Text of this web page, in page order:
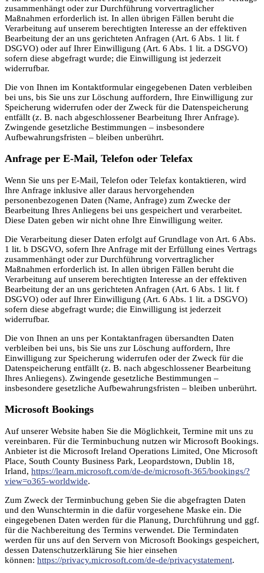
zusammenhängt oder zur Durchführung vorvertraglicher
Maßnahmen erforderlich ist. In allen übrigen Fällen beruht die
Verarbeitung auf unserem berechtigten Interesse an der effektiven
Bearbeitung der an uns gerichteten Anfragen (Art. 6 Abs. 1 lit. f
DSGVO) oder auf Ihrer Einwilligung (Art. 6 Abs. 1 lit. a DSGVO)
sofern diese abgefragt wurde; die Einwilligung ist jederzeit
widerrufbar.
Die von Ihnen im Kontaktformular eingegebenen Daten verbleiben
bei uns, bis Sie uns zur Löschung auffordern, Ihre Einwilligung zur
Speicherung widerrufen oder der Zweck für die Datenspeicherung
entfällt (z. B. nach abgeschlossener Bearbeitung Ihrer Anfrage).
Zwingende gesetzliche Bestimmungen – insbesondere
Aufbewahrungsfristen – bleiben unberührt.
Anfrage per E-Mail, Telefon oder Telefax
Wenn Sie uns per E-Mail, Telefon oder Telefax kontaktieren, wird
Ihre Anfrage inklusive aller daraus hervorgehenden
personenbezogenen Daten (Name, Anfrage) zum Zwecke der
Bearbeitung Ihres Anliegens bei uns gespeichert und verarbeitet.
Diese Daten geben wir nicht ohne Ihre Einwilligung weiter.
Die Verarbeitung dieser Daten erfolgt auf Grundlage von Art. 6 Abs.
1 lit. b DSGVO, sofern Ihre Anfrage mit der Erfüllung eines Vertrags
zusammenhängt oder zur Durchführung vorvertraglicher
Maßnahmen erforderlich ist. In allen übrigen Fällen beruht die
Verarbeitung auf unserem berechtigten Interesse an der effektiven
Bearbeitung der an uns gerichteten Anfragen (Art. 6 Abs. 1 lit. f
DSGVO) oder auf Ihrer Einwilligung (Art. 6 Abs. 1 lit. a DSGVO)
sofern diese abgefragt wurde; die Einwilligung ist jederzeit
widerrufbar.
Die von Ihnen an uns per Kontaktanfragen übersandten Daten
verbleiben bei uns, bis Sie uns zur Löschung auffordern, Ihre
Einwilligung zur Speicherung widerrufen oder der Zweck für die
Datenspeicherung entfällt (z. B. nach abgeschlossener Bearbeitung
Ihres Anliegens). Zwingende gesetzliche Bestimmungen –
insbesondere gesetzliche Aufbewahrungsfristen – bleiben unberührt.
Microsoft Bookings
Auf unserer Website haben Sie die Möglichkeit, Termine mit uns zu
vereinbaren. Für die Terminbuchung nutzen wir Microsoft Bookings.
Anbieter ist die Microsoft Ireland Operations Limited, One Microsoft
Place, South County Business Park, Leopardstown, Dublin 18,
Irland, https://learn.microsoft.com/de-de/microsoft-365/bookings/?
view=o365-worldwide.
Zum Zweck der Terminbuchung geben Sie die abgefragten Daten
und den Wunschtermin in die dafür vorgesehene Maske ein. Die
eingegebenen Daten werden für die Planung, Durchführung und ggf.
für die Nachbereitung des Termins verwendet. Die Termindaten
werden für uns auf den Servern von Microsoft Bookings gespeichert,
dessen Datenschutzerklärung Sie hier einsehen
können: https://privacy.microsoft.com/de-de/privacystatement.